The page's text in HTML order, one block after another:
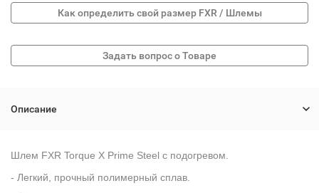
Как определить свой размер FXR / Шлемы
Описание
Шлем FXR Torque X Prime Steel с подогревом.
- Легкий, прочный полимерный сплав.